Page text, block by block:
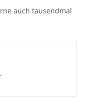
auch tausendmal